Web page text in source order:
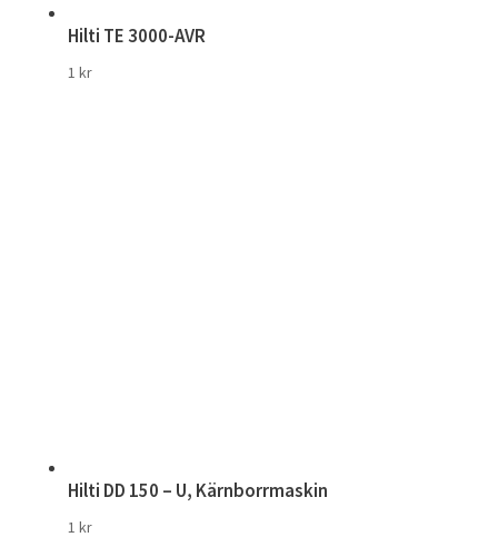
Hilti TE 3000-AVR
1 kr
Hilti DD 150 – U, Kärnborrmaskin
1 kr